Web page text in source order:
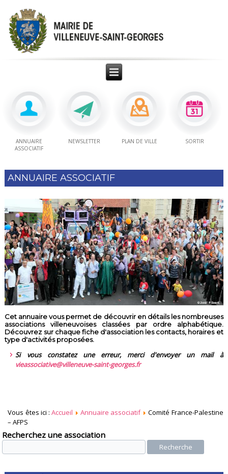
ANNUAIRE
ASSOCIATIF
NEWSLETTER PLAN DE VILLE SORTIR
ANNUAIRE ASSOCIATIF
Cet annuaire vous permet de découvrir en détails les nombreuses
associations villeneuvoises classées par ordre alphabétique.
Découvrez sur chaque fiche d'association les contacts, horaires et
type d'activités proposées.
Si vous constatez une erreur, merci d'envoyer un mail à
vieassociative@villeneuve-saint-georges.fr
Vous êtes ici : Accueil Annuaire associatif
Comité France-Palestine
– AFPS
Recherchez une association
Recherche